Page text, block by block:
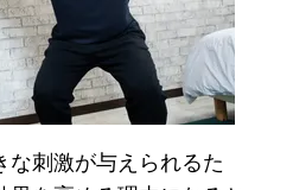
な刺激が与えられるた